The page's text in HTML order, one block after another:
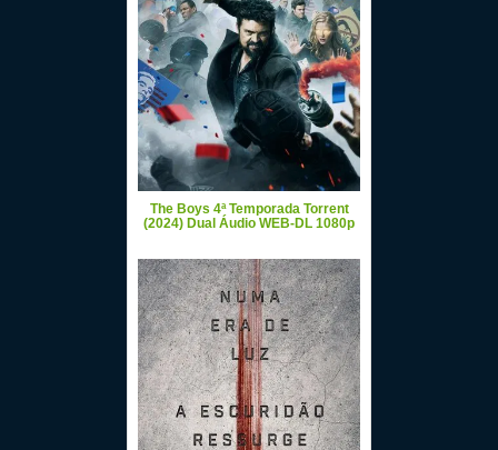
The Boys 4ª Temporada Torrent
(2024) Dual Áudio WEB-DL 1080p